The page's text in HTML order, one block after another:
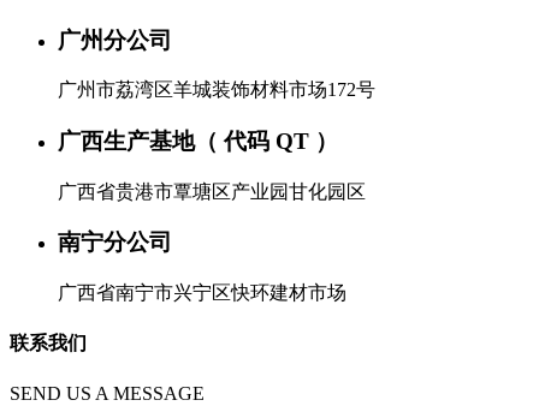
广州分公司
广州市荔湾区羊城装饰材料市场172号
广西生产基地（ 代码 QT ）
广西省贵港市覃塘区产业园甘化园区
南宁分公司
广西省南宁市兴宁区快环建材市场
联系我们
SEND US A MESSAGE